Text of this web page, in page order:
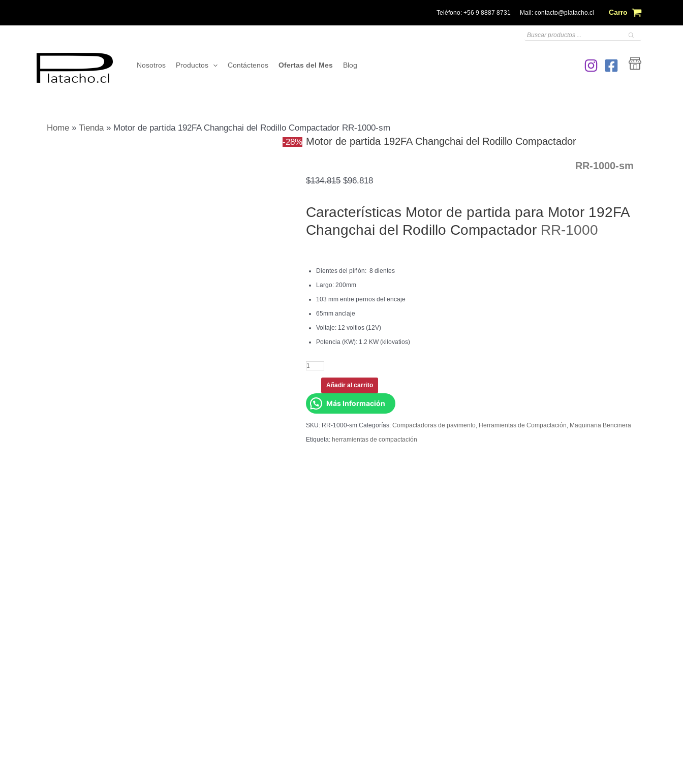
Teléfono:+56 9 8887 8731 Mail:contacto@platacho.cl Carro
Búsqueda
de
Nosotros Productos Contáctenos Ofertas del Mes Blog
Home » Tienda» Motor de partida 192FA Changchai del Rodillo Compactador RR-1000-sm
-28% Motor de partida 192FA Changchai del Rodillo Compactador
RR-1000-sm
$134.815
$134.815.
$96.818
Características Motor de partida para Motor 192FA
Changchai del Rodillo Compactador RR-1000
Dientes del piñón: 8 dientes
Largo: 200mm
103 mm entre pernos del encaje
65mm anclaje
Voltaje: 12 voltios (12V)
Potencia (KW): 1.2 KW (kilovatios)
Changchai
1000-
Añadir al carrito
Más Información
SKU: RR-1000-sm Categorías:Compactadoras de pavimento, Herramientas de Compactación, Maquinaria Bencinera
Etiqueta: herramientas de compactación